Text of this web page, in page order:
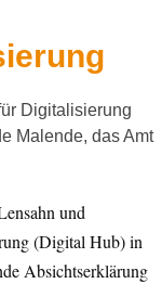
Digitalisierung
Malende, das Amt
und
(Digital Hub) in
Absichtserklärung